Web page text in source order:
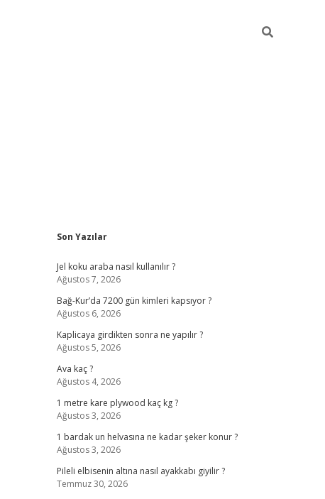
Sidebar
Son Yazılar
Jel koku araba nasıl kullanılır ?
Ağustos 7, 2026
Bağ-Kur’da 7200 gün kimleri kapsıyor ?
Ağustos 6, 2026
Kaplicaya girdikten sonra ne yapılır ?
Ağustos 5, 2026
Ava kaç ?
Ağustos 4, 2026
1 metre kare plywood kaç kg ?
Ağustos 3, 2026
1 bardak un helvasına ne kadar şeker konur ?
Ağustos 3, 2026
Pileli elbisenin altına nasıl ayakkabı giyilir ?
Temmuz 30, 2026